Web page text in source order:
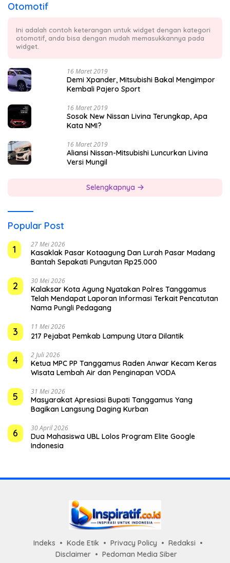
Otomotif
Ini adalah contoh keterangan untuk widget dengan kategori
otomotif, anda bisa dengan mudah memasukkannya pada
widget.
16 Maret 2019
Demi Xpander, Mitsubishi Bakal Mengimpor
Kembali Pajero Sport
16 Maret 2019
Sosok New Nissan Livina Terungkap, Apa
Kata NMI?
16 Maret 2019
Aliansi Nissan-Mitsubishi Luncurkan Livina
Versi Mungil
Selengkapnya
Popular Post
1
27 Mei 2026
Kasaklak Pasar Kotaagung Dan Lurah Pasar Madang
Bantah Sepakati Pungutan Rp25.000
2 30 Mei 2026
Kalaksar Kota Agung Nyatakan Polres Tanggamus
Telah Mendapat Laporan Informasi Terkait Pencatutan
Nama Pungli Pedagang
3 11 Mei 2026
217 Pejabat Pemkab Lampung Utara Dilantik
4 2 Juli 2026
Ketua MPC PP Tanggamus Raden Anwar Kecam Keras
Wisata Lembah Air dan Penginapan VODA
5 31 Mei 2026
Masyarakat Apresiasi Bupati Tanggamus Yang
Bagikan Langsung Daging Kurban
6 30 April 2026
Dua Mahasiswa UBL Lolos Program Elite Google
Indonesia
Indeks Kode Etik Privacy Policy
Redaksi
Disclaimer
Pedoman Media Siber